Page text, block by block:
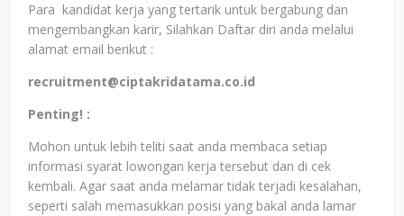
Para kandidat kerja yang tertarik untuk bergabung dan
mengembangkan karir, Silahkan Daftar diri anda melalui
alamat email berikut :
recruitment@ciptakridatama.co.id
Penting! :
Mohon untuk lebih teliti saat anda membaca setiap
informasi syarat lowongan kerja tersebut dan di cek
kembali. Agar saat anda melamar tidak terjadi kesalahan,
seperti salah memasukkan posisi yang bakal anda lamar